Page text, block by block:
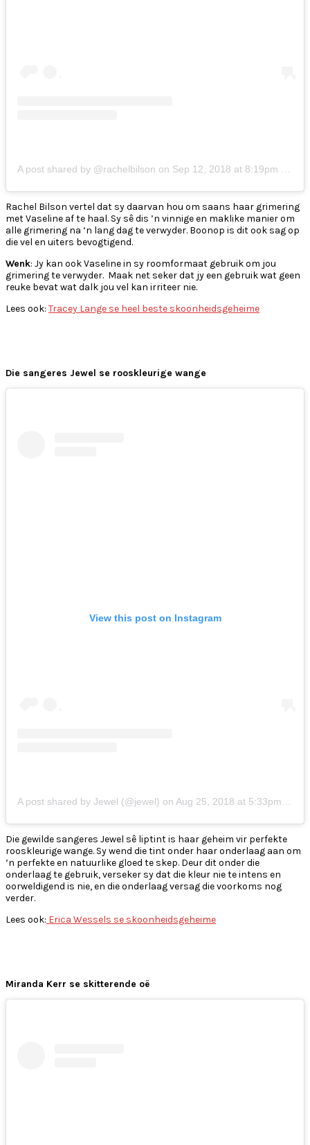
A post shared by @rachelbilson on Sep 12, 2018 at 8:19pm PDT
Rachel Bilson vertel dat sy daarvan hou om saans haar grimering
met Vaseline af te haal. Sy sê dis ’n vinnige en maklike manier om
alle grimering na ‘n lang dag te verwyder. Boonop is dit ook sag op
die vel en uiters bevogtigend.
Wenk: Jy kan ook Vaseline in sy roomformaat gebruik om jou
grimering te verwyder. Maak net seker dat jy een gebruik wat geen
reuke bevat wat dalk jou vel kan irriteer nie.
Lees ook: Tracey Lange se heel beste skoonheidsgeheime
Die sangeres Jewel se rooskleurige wange
View this post on Instagram
A post shared by Jewel (@jewel) on Aug 25, 2018 at 5:33pm PDT
Die gewilde sangeres Jewel sê liptint is haar geheim vir perfekte
rooskleurige wange. Sy wend die tint onder haar onderlaag aan om
’n perfekte en natuurlike gloed te skep. Deur dit onder die
onderlaag te gebruik, verseker sy dat die kleur nie te intens en
oorweldigend is nie, en die onderlaag versag die voorkoms nog
verder.
Lees ook: Erica Wessels se skoonheidsgeheime
Miranda Kerr se skitterende oë